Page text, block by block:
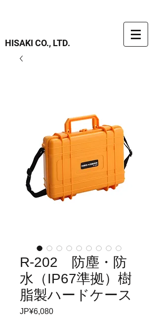
HISAKI CO., LTD.
R-202 防塵・防
水（IP67準拠）樹
脂製ハードケース
JP¥6,080價